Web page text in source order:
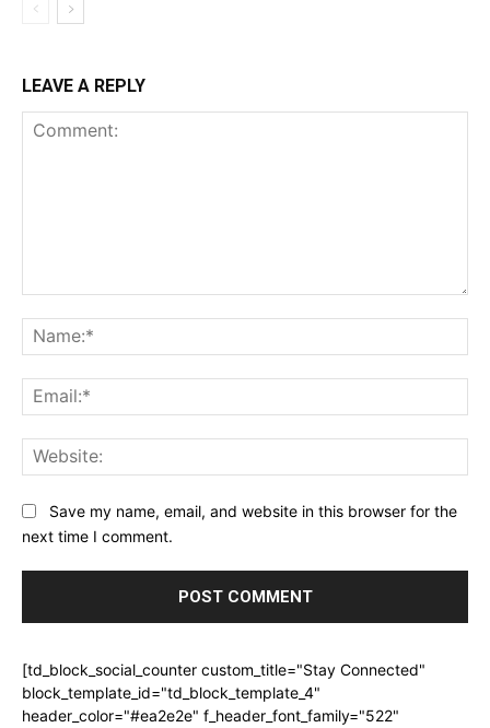
LEAVE A REPLY
Save my name, email, and website in this browser for the
next time I comment.
[td_block_social_counter custom_title="Stay Connected"
block_template_id="td_block_template_4"
header_color="#ea2e2e" f_header_font_family="522"